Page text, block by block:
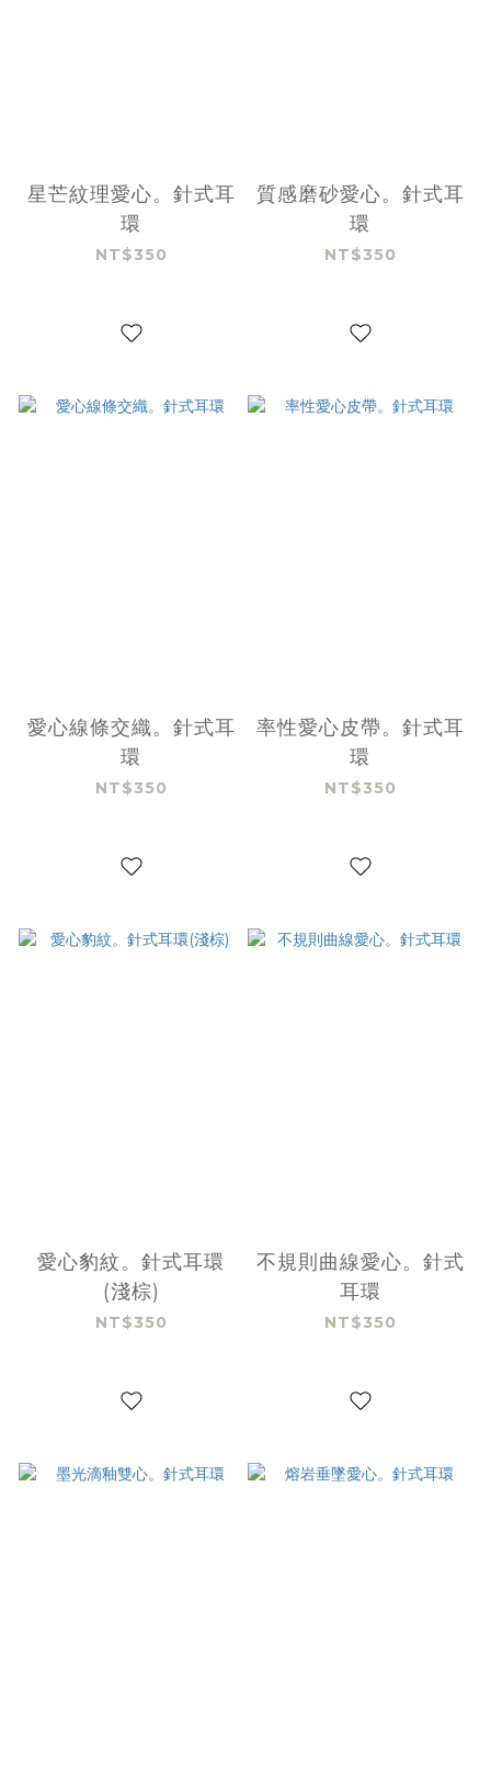
星芒紋理愛心。針式耳
環
NT$350
質感磨砂愛心。針式耳
環
NT$350
愛心線條交織。針式耳
環
NT$350
率性愛心皮帶。針式耳
環
NT$350
愛心豹紋。針式耳環
(淺棕)
NT$350
不規則曲線愛心。針式
耳環
NT$350